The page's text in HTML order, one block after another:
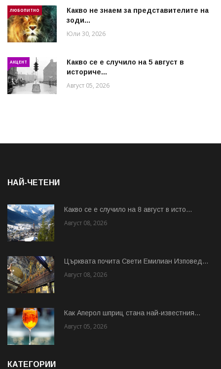
ЛЮБОПИТНО
Какво не знаем за представителите на
зоди...
Юли 30, 2026
АКЦЕНТ
Какво се е случило на 5 август в
историче...
Август 05, 2026
НАЙ-ЧЕТЕНИ
Какво се е случило на 8 август в исто...
Август 08, 2026
Църквата почита Свeти Емилиан Изповед...
Август 08, 2026
Как Аперол шприц стана най-известния...
Август 05, 2026
КАТЕГОРИИ